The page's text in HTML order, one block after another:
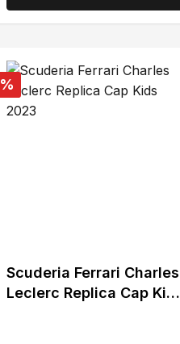
Rabatt
%
Scuderia Ferrari Charles
Leclerc Replica Cap Kids